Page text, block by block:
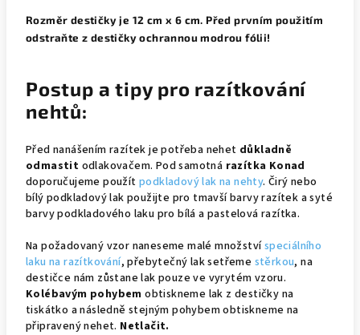
Rozměr destičky je 12 cm x 6 cm. Před prvním použitím
odstraňte z destičky ochrannou modrou fólii!
Postup a tipypro razítkování
nehtů:
Před nanášením razítek je potřeba nehet důkladně
odmastit odlakovačem. Pod samotná razítka Konad
doporučujeme použít podkladový lak na nehty. Čirý nebo
bílý podkladový lak použijte pro tmavší barvy razítek a syté
barvy podkladového laku pro bílá a pastelová razítka.
Na požadovaný vzor naneseme malé množstvíspeciálního
laku na razítkování, přebytečný lak setřeme stěrkou, na
destičce nám zůstane lak pouze ve vyrytém vzoru.
Kolébavým pohybem obtiskneme lak z destičky na
tiskátko a následně stejným pohybem obtiskneme na
připravený nehet. Netlačit.